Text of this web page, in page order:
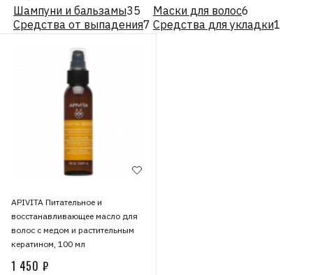
Шампуни и бальзамы35
Средства от выпадения7
Маски для волос6
Средства для укладки1
APIVITA Питательное и
восстанавливающее масло для
волос с медом и растительным
кератином, 100 мл
1 450 ₽